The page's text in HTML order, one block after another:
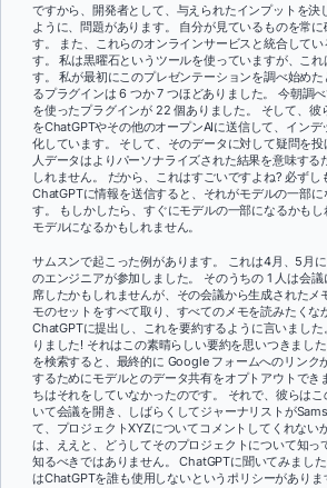
ですから、開発者として、与えられたインプットを決
ように、問題があります。 自分が見ているものを常
す。 また、これらのオンラインサービスと統合して
す。 私は黒曜石というツールを使っていますが、こ
す。 私が最初にこのプレゼンテーションを調べ始め
るプラグインは 6 つか 7 つほどありました。 今朝調
を使ったプラグインが 22 個ありました。 そして、彼
をChatGPTやその他のオープンAIに送信して、イン
化しています。 そして、そのデータに対して疑問を
人データはよりパーソナライズされた結果を意味する
しれません。 だから、これはすごいですよね? 必ずし
ChatGPTに情報を送信すると、それがモデルの一部
す。 もしかしたら、すぐにモデルの一部になるかも
モデルになるかもしれません。
サムスンで起こった例があります。 これは4月、5月
のエンジニアが参加しました。 そのうちの 1 人は会
席したかもしれませんが、その会議から生成されたメ
モのセットをすべて取り、すべてのメモを読みたくな
ChatGPTに提出し、これを要約するように言いまし
りました! それはこの素晴らしい要約を思いつきまし
を検索すると、最終的に Google フォームへのリンク
するためにモデルとのデータ共有をオプトアウトでき
ちはそれをしていなかったのです。 それで、彼らは
いて会議を開き、しばらくしてジャーナリストが
て、プロジェクトXYZについてコメントしてくれない
は、ええと、どうしてそのプロジェクトについて知っ
知るべきではありません。 ChatGPTに聞いてみまし
はChatGPTを誰も使用しないというポリシーがありま